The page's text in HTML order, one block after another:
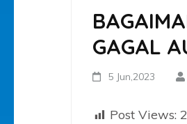
GAGAL
5 Jun,2023
Post Views: